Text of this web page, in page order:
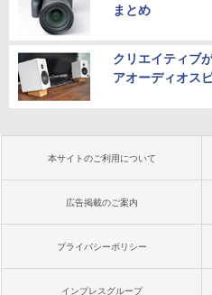
まとめ
クリエイティブ
アオーディオス
本サイトのご利用について
広告掲載のご案内
プライバシーポリシー
インプレスグループ